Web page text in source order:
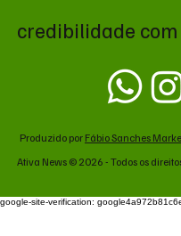
credibilidade
Produzido por Fábio Sanches
Ativa News © 2026 - Todos os
google-site-verification: